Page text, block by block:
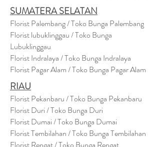
SUMATERA SELATAN
Florist Palembang / Toko Bunga Palembang
Florist lubuklinggau / Toko Bunga
Lubuklinggau
Florist Indralaya / Toko Bunga Indralaya
Florist Pagar Alam / Toko Bunga Pagar Alam
RIAU
Florist Pekanbaru / Toko Bunga Pekanbaru
Florist Duri / Toko Bunga Duri
Florist Dumai / Toko Bunga Dumai
Florist Tembilahan / Toko Bunga Tembilahan